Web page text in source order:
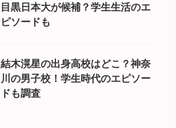
目黒日本大が候補？学生生活のエ
ピソードも
結木滉星の出身高校はどこ？神奈
川の男子校！学生時代のエピソー
ドも調査